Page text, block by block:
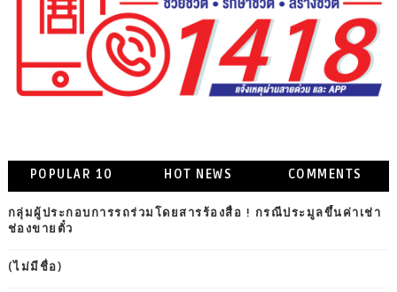
POPULAR 10 HOT NEWS COMMENTS
กลุ่มผู้ประกอบการรถร่วมโดยสารร้องสื่อ ! กรณีประมูลขึ้นค่าเช่า
ช่องขายตั๋ว
(ไม่มีชื่อ)